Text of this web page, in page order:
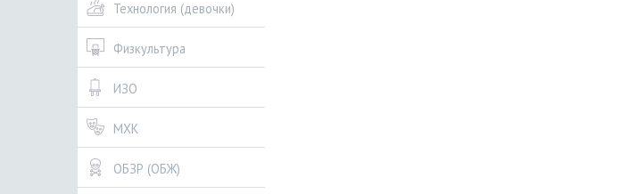
Технология (девочки)
Физкультура
ИЗО
МХК
ОБЗР (ОБЖ)